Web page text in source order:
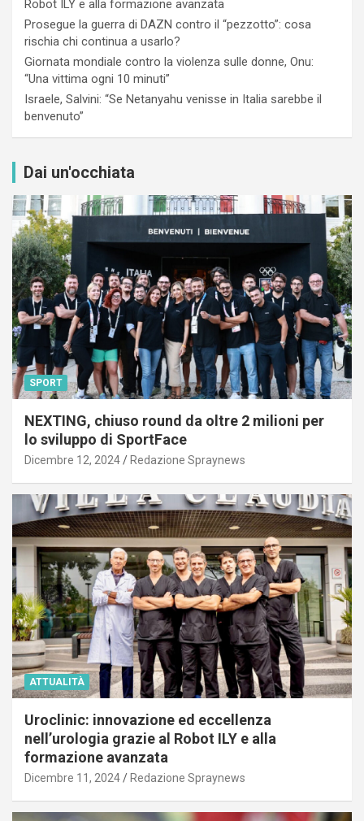
Robot ILY e alla formazione avanzata
Prosegue la guerra di DAZN contro il “pezzotto”: cosa
rischia chi continua a usarlo?
Giornata mondiale contro la violenza sulle donne, Onu:
“Una vittima ogni 10 minuti”
Israele, Salvini: “Se Netanyahu venisse in Italia sarebbe il
benvenuto”
Dai un'occhiata
SPORT
NEXTING, chiuso round da oltre 2 milioni per
lo sviluppo di SportFace
Dicembre 12, 2024 Redazione Spraynews
ATTUALITÀ
Uroclinic: innovazione ed eccellenza
nell’urologia grazie al Robot ILY e alla
formazione avanzata
Dicembre 11, 2024 Redazione Spraynews